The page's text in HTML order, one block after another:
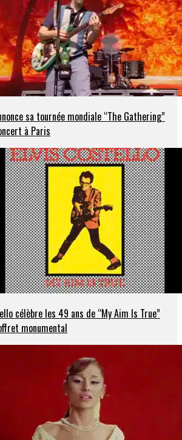
sa tournée mondiale “The Gathering”
à Paris
célèbre les 49 ans de “My Aim Is True”
monumental